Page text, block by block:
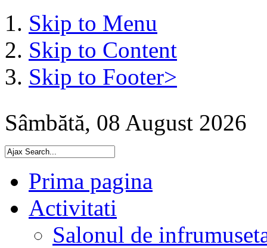
Skip to Menu
Skip to Content
Skip to Footer>
Sâmbătă, 08 August 2026
Prima pagina
Activitati
Salonul de